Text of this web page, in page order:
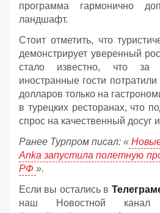
программа гармонично
ландшафт.
Стоит отметить, что
демонстрирует уверенный
стало известно, что за
иностранные гости
долларов только на
в турецких ресторанах, что
спрос на качественный досуг
Ранее Турпром писал: «
Anka запустила полетную
РФ ».
Если вы остались в
наш Новостной